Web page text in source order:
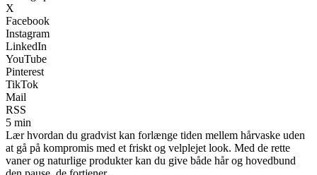
X
Facebook
Instagram
LinkedIn
YouTube
Pinterest
TikTok
Mail
RSS
5 min
Lær hvordan du gradvist kan forlænge tiden mellem hårvaske uden
at gå på kompromis med et friskt og velplejet look. Med de rette
vaner og naturlige produkter kan du give både hår og hovedbund